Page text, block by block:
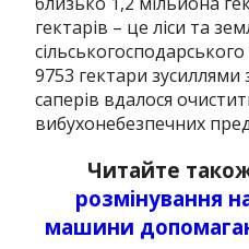
гектарів – це ліси та
9753 гектари зусиллями
саперів вдалося
вибухонебезпечних
Читайте
розмінування
машини